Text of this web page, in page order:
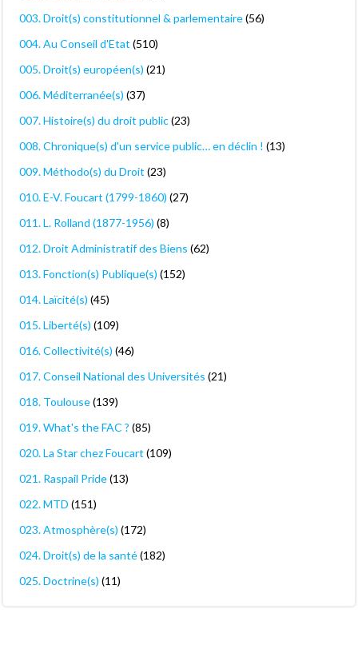
003. Droit(s) constitutionnel & parlementaire(56)
004. Au Conseil d'Etat (510)
005. Droit(s) européen(s) (21)
006. Méditerranée(s) (37)
007. Histoire(s) du droit public(23)
008. Chronique(s) d'un service public… en déclin ! (13)
009. Méthodo(s) du Droit (23)
010. E-V. Foucart (1799-1860) (27)
011. L. Rolland (1877-1956) (8)
012. Droit Administratif des Biens (62)
013. Fonction(s) Publique(s) (152)
014. Laïcité(s) (45)
015. Liberté(s) (109)
016. Collectivité(s) (46)
017. Conseil National des Universités (21)
018. Toulouse(139)
019. What's the FAC ? (85)
020. La Star chez Foucart (109)
021. Raspail Pride(13)
022. MTD (151)
023. Atmosphère(s) (172)
024. Droit(s) de la santé(182)
025. Doctrine(s) (11)